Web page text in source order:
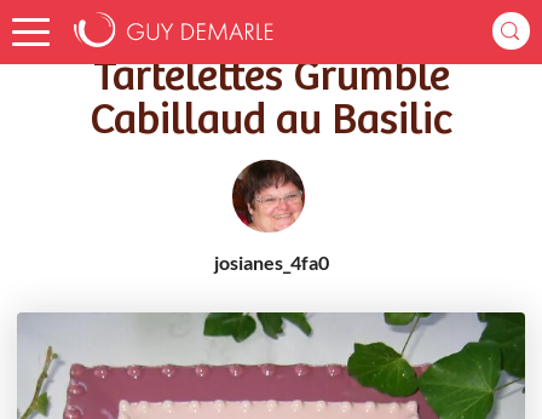
Accueil Recettes Tartelettes Grumble Cabillaud au Basilic
Tartelettes Grumble
Cabillaud au Basilic
josianes_4fa0